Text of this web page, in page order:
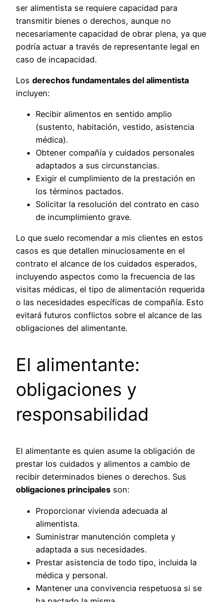
ser alimentista se requiere capacidad para
transmitir bienes o derechos, aunque no
necesariamente capacidad de obrar plena, ya que
podría actuar a través de representante legal en
caso de incapacidad.
Los derechos fundamentales del alimentista
incluyen:
Recibir alimentos en sentido amplio
(sustento, habitación, vestido, asistencia
médica).
Obtener compañía y cuidados personales
adaptados a sus circunstancias.
Exigir el cumplimiento de la prestación en
los términos pactados.
Solicitar la resolución del contrato en caso
de incumplimiento grave.
Lo que suelo recomendar a mis clientes en estos
casos es que detallen minuciosamente en el
contrato el alcance de los cuidados esperados,
incluyendo aspectos como la frecuencia de las
visitas médicas, el tipo de alimentación requerida
o las necesidades específicas de compañía. Esto
evitará futuros conflictos sobre el alcance de las
obligaciones del alimentante.
El alimentante:
obligaciones y
responsabilidad
El alimentante es quien asume la obligación de
prestar los cuidados y alimentos a cambio de
recibir determinados bienes o derechos. Sus
obligaciones principales son:
Proporcionar vivienda adecuada al
alimentista.
Suministrar manutención completa y
adaptada a sus necesidades.
Prestar asistencia de todo tipo, incluida la
médica y personal.
Mantener una convivencia respetuosa si se